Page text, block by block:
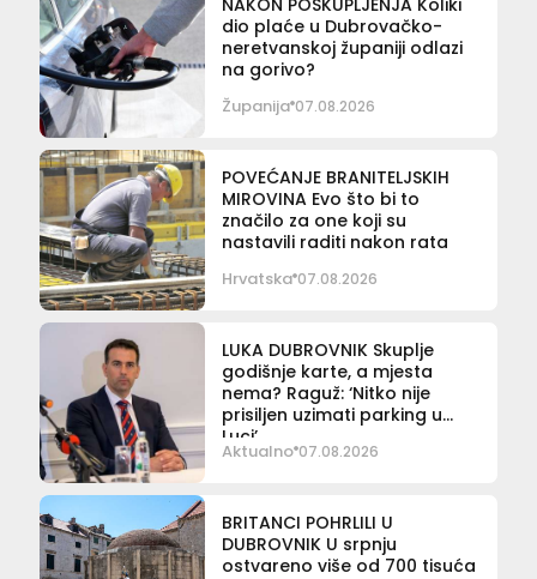
dio plaće u Dubrovačko-
neretvanskoj županiji odlazi
na gorivo?
Županija 07.08.2026
POVEĆANJE BRANITELJSKIH
MIROVINA Evo što bi to
značilo za one koji su
nastavili raditi nakon rata
Hrvatska 07.08.2026
LUKA DUBROVNIK Skuplje
godišnje karte, a mjesta
nema? Raguž: ‘Nitko nije
prisiljen uzimati parking u
Luci’
Aktualno 07.08.2026
BRITANCI POHRLILI U
DUBROVNIK U srpnju
ostvareno više od 700 tisuća